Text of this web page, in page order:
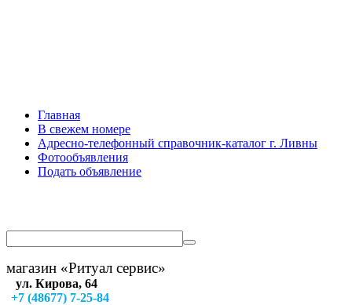
Главная
В свежем номере
Адресно-телефонный справочник-каталог г. Ливны
Фотообъявления
Подать объявление
магазин «Ритуал сервис»
ул. Кирова, 64
+7 (48677) 7-25-84